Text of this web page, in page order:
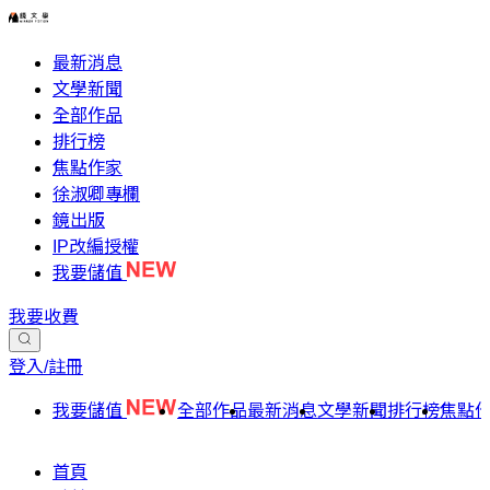
最新消息
文學新聞
全部作品
排行榜
焦點作家
徐淑卿專欄
鏡出版
IP改編授權
我要儲值
我要收費
登入/註冊
我要儲值 全部作品最新消息文學新聞排行榜焦點
首頁